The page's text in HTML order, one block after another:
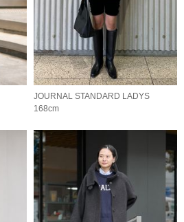
JOURNAL STANDARD LADYS
168cm